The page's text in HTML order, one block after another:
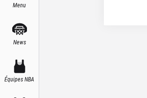
Menu
News
Équipes NBA